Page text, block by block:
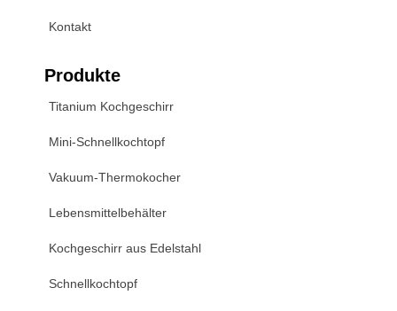
Kontakt
Produkte
Titanium Kochgeschirr
Mini-Schnellkochtopf
Vakuum-Thermokocher
Lebensmittelbehälter
Kochgeschirr aus Edelstahl
Schnellkochtopf